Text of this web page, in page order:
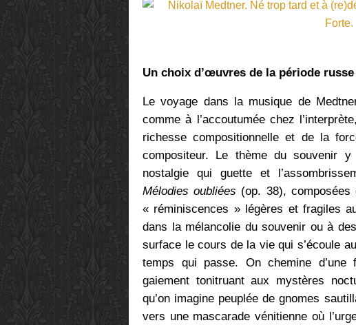
Un choix d’œuvres de la période
Le voyage dans la musique de
comme à l’accoutumée chez
richesse compositionnelle et de la
compositeur. Le thème du souvenir
nostalgie qui guette et
Mélodies oubliées (op. 38),
« réminiscences » légères et fragiles
dans la mélancolie du souvenir ou à
surface le cours de la vie qui s’écoule
temps qui passe. On chemine
gaiement tonitruant aux mystères
qu’on imagine peuplée de gnomes
vers une mascarade vénitienne où